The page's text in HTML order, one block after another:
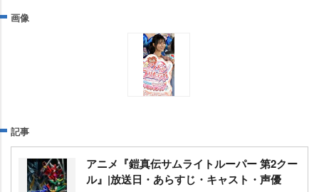
画像
記事
アニメ『鎧真伝サムライトルーパー 第2クー
ル』|放送日・あらすじ・キャスト・声優